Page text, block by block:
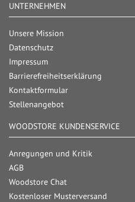
UNTERNEHMEN
Unsere Mission
Datenschutz
Impressum
Barrierefreiheitserklärung
Kontaktformular
Stellenangebot
WOODSTORE KUNDENSERVICE
Anregungen und Kritik
AGB
Woodstore Chat
Kostenloser Musterversand